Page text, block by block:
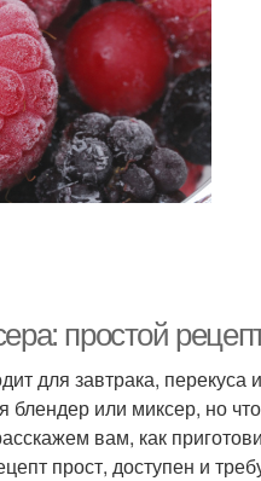
простой
для завтрака, перекуса
блендер или миксер, но
вам, как
прост, доступен и